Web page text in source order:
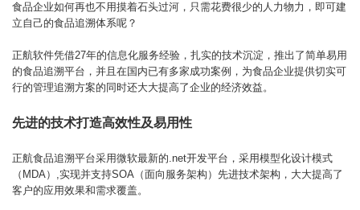
食品企业如何再也不用摸着石头过河，只需花费很少的人力物力，即可建
立自己的食品追溯体系呢？
正航软件凭借27年的信息化服务经验，扎实的技术沉淀，推出了简单易用
的食品追溯平台，并且在国内已有多家成功案例，为食品企业提供切实可
行的管理追溯方案的同时还大大提高了企业的经济效益。
先进的技术打造高效性及易用性
正航食品追溯平台采用微软最新的.net开发平台，采用模型化设计模式
（MDA）,实现并支持SOA（面向服务架构）先进技术架构，大大提高了
客户的应用效果和需求覆盖。